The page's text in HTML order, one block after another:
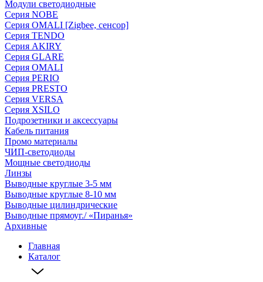
Модули светодиодные
Серия NOBE
Серия OMALI [Zigbee, сенсор]
Серия TENDO
Серия AKIRY
Серия GLARE
Серия OMALI
Серия PERIO
Серия PRESTO
Серия VERSA
Серия XSILO
Подрозетники и аксессуары
Кабель питания
Промо материалы
ЧИП-светодиоды
Мощные светодиоды
Линзы
Выводные круглые 3-5 мм
Выводные круглые 8-10 мм
Выводные цилиндрические
Выводные прямоуг./ «Пиранья»
Архивные
Главная
Каталог